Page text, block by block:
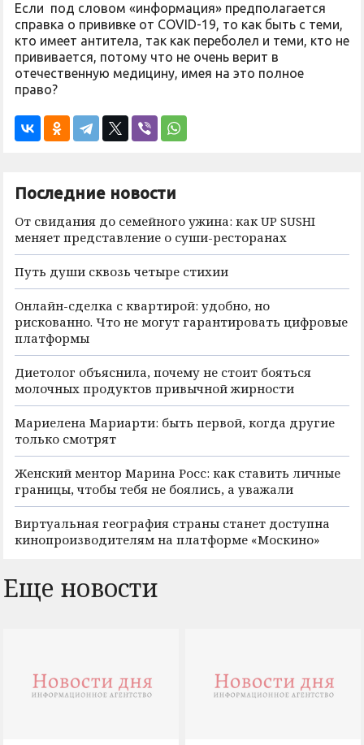
Если под словом «информация» предполагается
справка о прививке от COVID-19, то как быть с теми,
кто имеет антитела, так как переболел и теми, кто не
прививается, потому что не очень верит в
отечественную медицину, имея на это полное
право?
Последние новости
От свидания до семейного ужина: как UP SUSHI
меняет представление о суши-ресторанах
Путь души сквозь четыре стихии
Онлайн-сделка с квартирой: удобно, но
рискованно. Что не могут гарантировать цифровые
платформы
Диетолог объяснила, почему не стоит бояться
молочных продуктов привычной жирности
Мариелена Мариарти: быть первой, когда другие
только смотрят
Женский ментор Марина Росс: как ставить личные
границы, чтобы тебя не боялись, а уважали
Виртуальная география страны станет доступна
кинопроизводителям на платформе «Москино»
Еще новости